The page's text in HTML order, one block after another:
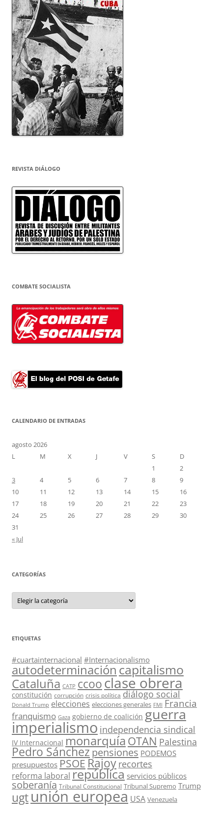
REVISTA DIÁLOGO
COMBATE SOCIALISTA
CALENDARIO DE ENTRADAS
agosto 2026
L
M X J V S
D
1
2
3
4 5 6 7 8
9
10
11 12 13 14 15
16
17
18 19 20 21 22
23
24
25 26 27 28 29
30
31
« Jul
CATEGORÍAS
Categorías
ETIQUETAS
#cuartainternacional #Internacionalismo
autodeterminación capitalismo
Cataluña CATP ccooclase obrera
constitución corrupción crisis política diálogo social
Donald Trump elecciones elecciones generales FMI Francia
franquismo Gaza gobierno de coalición guerra
imperialismo independencia sindical
IV Internacional monarquía OTAN Palestina
Pedro Sánchezpensiones PODEMOS
presupuestos PSOERajoy recortes
reforma laboral república servicios públicos
soberanía Tribunal Constitucional Tribunal Supremo Trump
ugtunión europea USA Venezuela